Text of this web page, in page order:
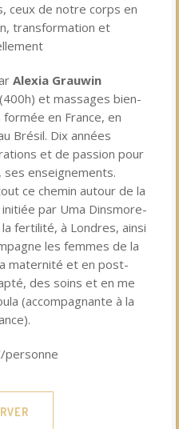
ceux de notre corps en
transformation et
Alexia Grauwin
et massages bien-
en France, en
Brésil. Dix années
et de passion pour
enseignements.
ce chemin autour de la
par Uma Dinsmore-
fertilité, à Londres, ainsi
les femmes de la
maternité et en post-
des soins et en me
(accompagnante à la
personne